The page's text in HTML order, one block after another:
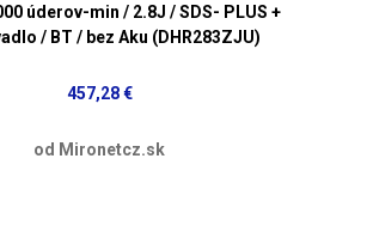
úderov-min / 2.8J / SDS- PLUS +
/ BT / bez Aku (DHR283ZJU)
457,28 €
od Mironetcz.sk